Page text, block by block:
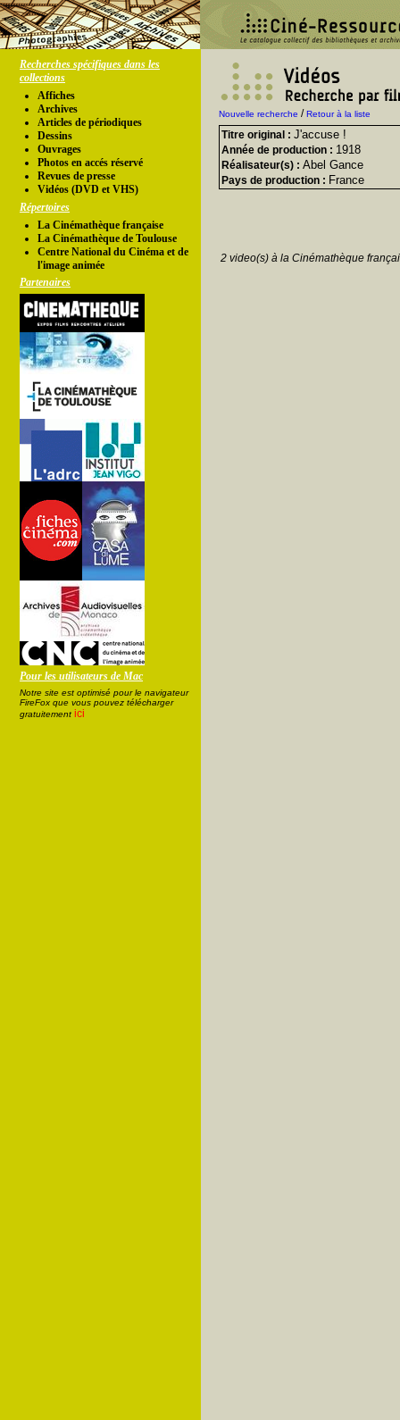
Recherches spécifiques dans les
collections
Affiches
Archives
Articles de périodiques
Dessins
Ouvrages
Photos en accés réservé
Revues de presse
Vidéos (DVD et VHS)
Répertoires
La Cinémathèque française
La Cinémathèque de Toulouse
Centre National du Cinéma et de
l'image animée
Partenaires
Pour les utilisateurs de Mac
Notre site est optimisé pour le navigateur
FireFox que vous pouvez télécharger
gratuitement ici
Nouvelle recherche /Retour à la liste
Titre original : J'accuse !
Année de production : 1918
Réalisateur(s) : Abel Gance
Pays de production : France
2 video(s) à la Cinémathèque